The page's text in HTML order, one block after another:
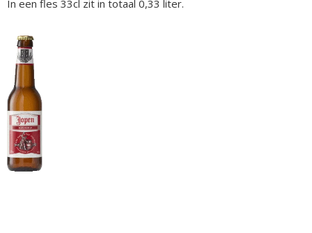
In een fles 33cl zit in totaal 0,33 liter.